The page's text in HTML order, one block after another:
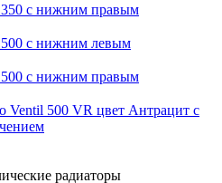
350 с нижним правым
500 с нижним левым
500 с нижним правым
Ventil 500 VR цвет Антрацит с
радиаторы